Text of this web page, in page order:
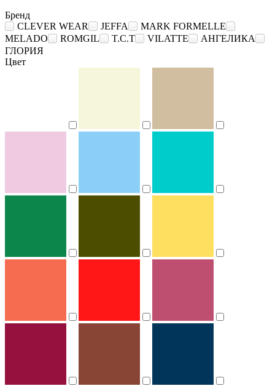
Бренд
CLEVER WEAR
JEFFA
MARK FORMELLE
MELADO
ROMGIL T.C.T VILATTE
АНГЕЛИКА
ГЛОРИЯ
Цвет